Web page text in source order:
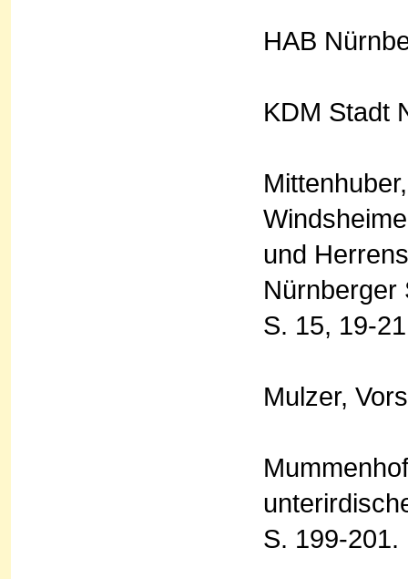
HAB
KDM Stadt
und
Nürnberger
S. 15, 19-
Mulzer,
S. 199-201.